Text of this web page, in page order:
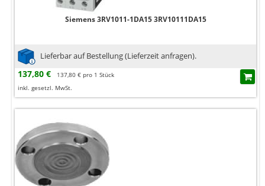
Siemens 3RV1011-1DA15 3RV10111DA15
Lieferbar auf Bestellung (Lieferzeit anfragen).
137,80 €
137,80 € pro 1 Stück
inkl. gesetzl. MwSt.